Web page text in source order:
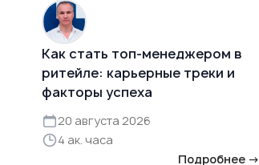
Как стать топ-менеджером в
ритейле: карьерные треки и
факторы успеха
20 августа 2026
4 ак. часа
Подробнее →